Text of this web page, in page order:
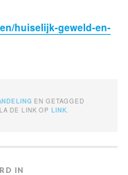
huiselijk-geweld-en-
EN GETAGGED
DE LINK OP LINK
IN